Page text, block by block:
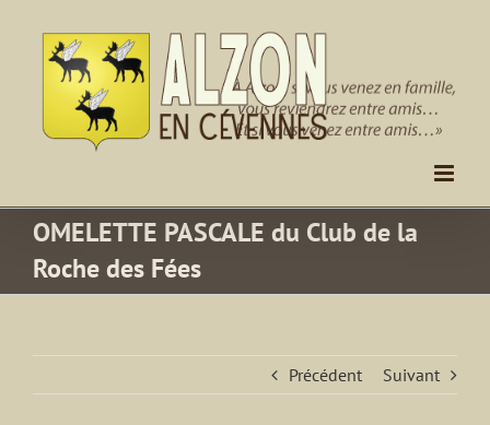
contenu
OMELETTE PASCALE du Club de la
Roche des Fées
Précédent Suivant